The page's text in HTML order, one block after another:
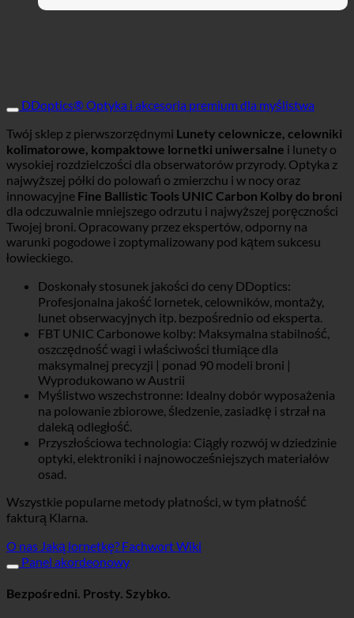
DDoptics® Optyka i akcesoria premium dla myślistwa
Twój sklep z pierwszorzędnymi Lunety celownicze, celowniki
kolimatorowe, kompaktowe lornetki uniwersalne i lunety o
wysokiej rozdzielczości dla obserwatorów przyrody. Optyka z
najwyższej półki do polowań o zmierzchu i w nocy oraz
innowacyjne Fine Ballistic Tools UNIC Carbon Kolby do broni
dla odczuwalnie mniejszego odrzutu i najwyższej poręczności
Twojej broni. Opracowany przez ekspertów, odporny na
warunki pogodowe i zoptymalizowany pod kątem sukcesu
łowieckiego.
Doskonały stosunek jakości do ceny DDoptics:
Profesjonalna jakość lornetek, celowników, montaży,
lunet obserwacyjnych itp. bezpośrednio od eksperta.
FBT UNIC Carbonowe kolby: Maksymalna stabilność,
oszczędność wagi i właściwości tłumiące dla
maksymalnej precyzji | ponad 90 modeli broni |
Wyprodukowano w Austrii
Myślistwo wszechstronne: Idealny dobór wyposażenia
na polowanie zbiorowe, śledzenie, zasiadkę i strzał na
daleką odległość.
Przyszłościowa technologia: Ciągły rozwój w dziedzinie
optyki, elektroniki i najnowocześniejszych materiałów
osad.
Wszystkie popularne metody płatności, w tym płatność
fakturą Klarna.
O nas Jaką lornetkę? Fachwort Wiki
Panel akordeonowy
Bezpośredni. Prosty. Szybko.